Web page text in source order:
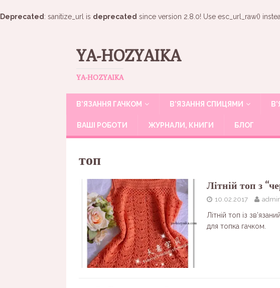
Deprecated : sanitize_url is deprecated since version 2.8.0! Use esc_url_raw()
YA-HOZYAIKA
YA-HOZYAIKA
В’ЯЗАННЯ ГАЧКОМ В’ЯЗАННЯ СПИЦЯМИ
ВАШІ РОБОТИ ЖУРНАЛИ, КНИГИ БЛОГ
топ
Літній топ з
10.02.2017
Літній топ із
для топка гачком.